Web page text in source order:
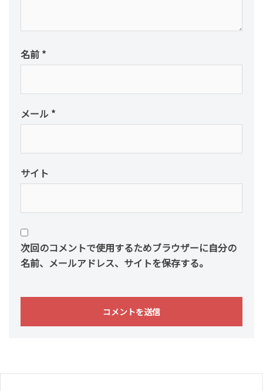
名前 *
メール *
サイト
次回のコメントで使用するためブラウザーに自分の
名前、メールアドレス、サイトを保存する。